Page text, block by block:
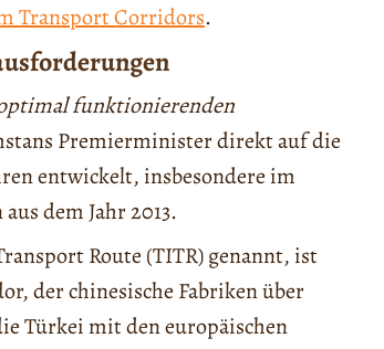
Transport Corridors.
funktionierenden
Premierminister direkt auf die
entwickelt, insbesondere im
dem Jahr 2013.
Route (TITR) genannt, ist
der chinesische Fabriken über
Türkei mit den europäischen